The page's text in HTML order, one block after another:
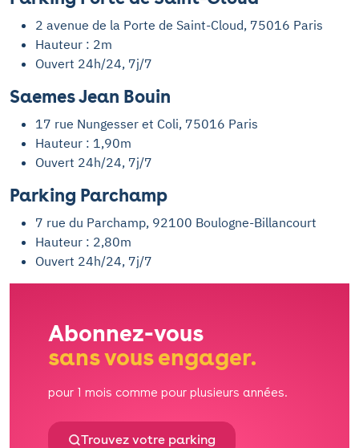
2 avenue de la Porte de Saint-Cloud, 75016 Paris
Hauteur : 2m
Ouvert 24h/24, 7j/7
Saemes Jean Bouin
17 rue Nungesser et Coli, 75016 Paris
Hauteur : 1,90m
Ouvert 24h/24, 7j/7
Parking Parchamp
7 rue du Parchamp, 92100 Boulogne-Billancourt
Hauteur : 2,80m
Ouvert 24h/24, 7j/7
Abonnez-vous
sans vous engager.
pour 1 mois comme pour plusieurs années.
Trouvez votre parking